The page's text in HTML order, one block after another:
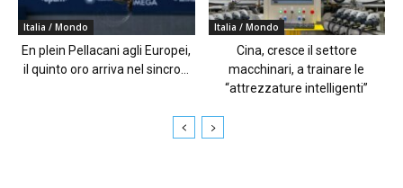
Italia / Mondo
En plein Pellacani agli Europei,
il quinto oro arriva nel sincro...
Italia / Mondo
Cina, cresce il settore
macchinari, a trainare le
“attrezzature intelligenti”